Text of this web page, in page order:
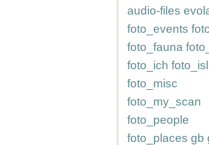
audio-files
foto_events
foto_fauna
foto_ich
foto_misc
foto_my_scan
foto_people
foto_places gb